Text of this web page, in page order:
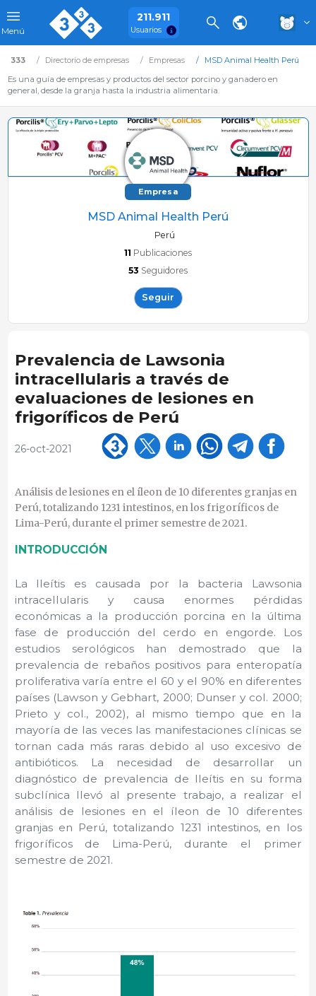
Menú
211.911
Usuarios
333 Directorio de empresas Empresas
MSD Animal Health Perú
Es una guía de empresas y productos del sector porcino y ganadero en
general, desde la granja hasta la industria alimentaria.
Empresa
MSD Animal Health Perú
Perú
11 Publicaciones
53 Seguidores
Seguir
Prevalencia de Lawsonia
intracellularis a través de
evaluaciones de lesiones en
frigoríficos de Perú
26-oct-2021
Análisis de lesiones en el íleon de 10 diferentes granjas en
Perú, totalizando 1231 intestinos, en los frigoríficos de
Lima-Perú, durante el primer semestre de 2021.
INTRODUCCIÓN
La Ileítis es causada por la bacteria Lawsonia
intracellularis y causa enormes pérdidas
económicas a la producción porcina en la última
fase de producción del cerdo en engorde. Los
estudios serológicos han demostrado que la
prevalencia de rebaños positivos para enteropatía
proliferativa varía entre el 60 y el 90% en diferentes
países (Lawson y Gebhart, 2000; Dunser y col. 2000;
Prieto y col., 2002), al mismo tiempo que en la
mayoría de las veces las manifestaciones clínicas se
tornan cada más raras debido al uso excesivo de
antibióticos. La necesidad de desarrollar un
diagnóstico de prevalencia de Ileítis en su forma
subclínica llevó al presente trabajo, a realizar el
análisis de lesiones en el íleon de 10 diferentes
granjas en Perú, totalizando 1231 intestinos, en los
frigoríficos de Lima-Perú, durante el primer
semestre de 2021.